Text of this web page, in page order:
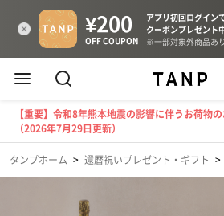
【重要】令和8年熊本地震の影響に伴うお荷物
（2026年7月29日更新）
タンプホーム > 還暦祝いプレゼント・ギフト >